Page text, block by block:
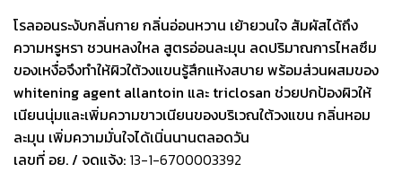
โรลออนระงับกลิ่นกาย กลิ่นอ่อนหวาน เย้ายวนใจ สัมผัสได้ถึง
ความหรูหรา ชวนหลงใหล สูตรอ่อนละมุน ลดปริมาณการไหลซึม
ของเหงื่อจึงทำให้ผิวใต้วงแขนรู้สึกแห้งสบาย พร้อมส่วนผสมของ
whitening agent allantoin และ triclosan ช่วยปกป้องผิวให้
เนียนนุ่มและเพิ่มความขาวเนียนของบริเวณใต้วงแขน กลิ่นหอม
ละมุน เพิ่มความมั่นใจได้เนิ่นนานตลอดวัน
เลขที่ อย. / จดแจ้ง: 13-1-6700003392